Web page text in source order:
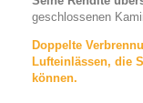
geschlossenen
Doppelte
Lufteinlässen, die
können.